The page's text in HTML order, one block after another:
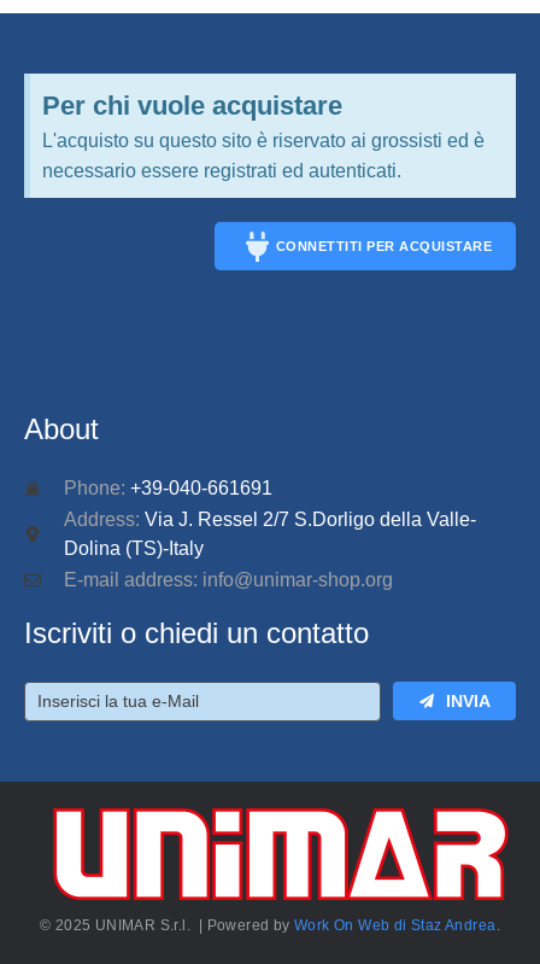
Per chi vuole acquistare
L'acquisto su questo sito è riservato ai grossisti ed è
necessario essere registrati ed autenticati.
CONNETTITI PER ACQUISTARE
About
Phone: +39-040-661691
Address: Via J. Ressel 2/7 S.Dorligo della Valle-
Dolina (TS)-Italy
E-mail address: info@unimar-shop.org
Iscriviti o chiedi un contatto
INVIA
© 2025 UNIMAR S.r.l. | Powered byWork On Web di Staz Andrea.